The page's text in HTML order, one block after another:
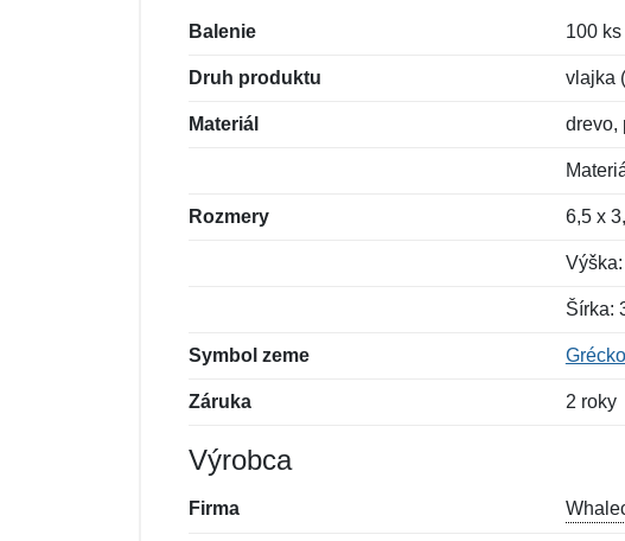
Balenie 100 ks
Druh produktu vlajka
Materiál drevo,
Rozmery 6,5 x
Šírka:
Symbol zeme Grécko
Záruka 2 roky
Výrobca
Firma